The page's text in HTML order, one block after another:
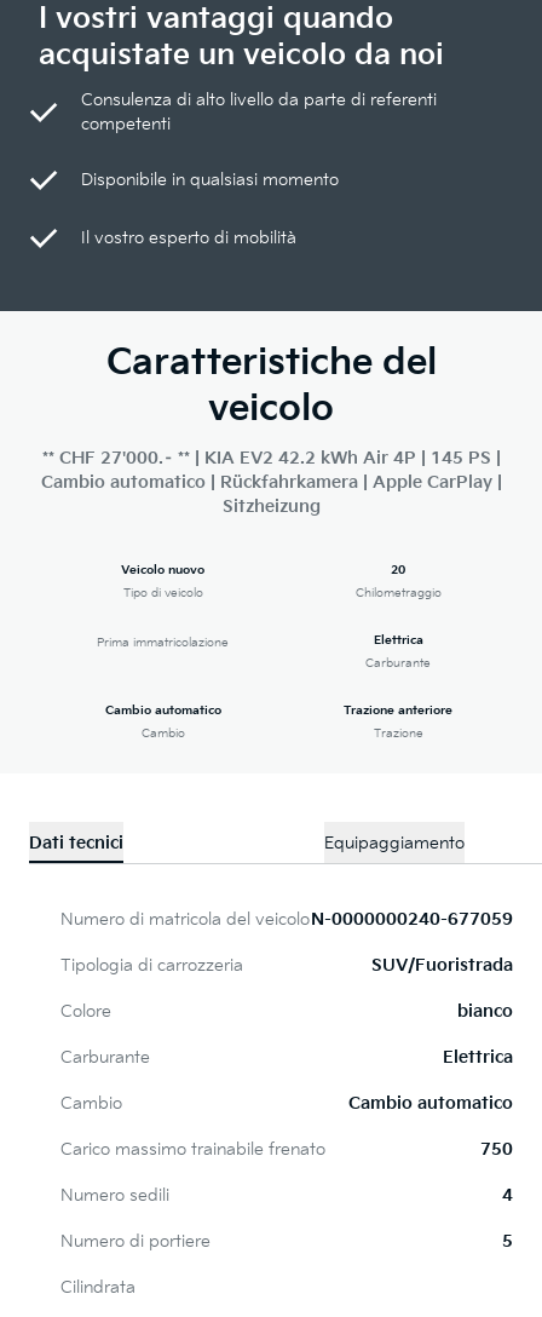
I vostri vantaggi quando
acquistate un veicolo da noi
Consulenza di alto livello da parte di referenti
competenti
Disponibile in qualsiasi momento
Il vostro esperto di mobilità
Caratteristiche del
veicolo
** CHF 27'000.– ** | KIA EV2 42.2 kWh Air 4P | 145 PS |
Cambio automatico | Rückfahrkamera | Apple CarPlay |
Sitzheizung
Veicolo nuovo
Tipo di veicolo
20
Chilometraggio
Prima immatricolazione
Elettrica
Carburante
Cambio automatico
Cambio
Trazione anteriore
Trazione
Dati tecnici Equipaggiamento
Numero di matricola del veicoloN-0000000240-677059
Tipologia di carrozzeria SUV/Fuoristrada
Colore bianco
Carburante Elettrica
Cambio Cambio automatico
Carico massimo trainabile frenato 750
Numero sedili 4
Numero di portiere 5
Cilindrata